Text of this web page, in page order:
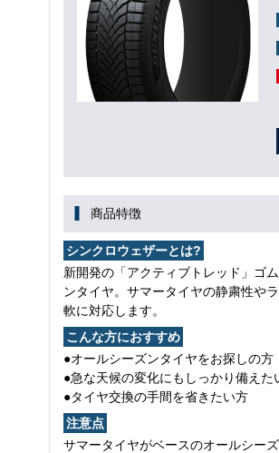
商品特徴
シンクロウェザーとは?
新開発の「アクティブトレッド」ゴ
ンタイヤ。サマータイヤの静粛性や
軟に対応します。
こんな方におすすめ
●オールシーズンタイヤをお探しの方
●急な天候の変化にもしっかり備えた
●タイヤ交換の手間を省きたい方
注意点
サマータイヤがベースのオールシー